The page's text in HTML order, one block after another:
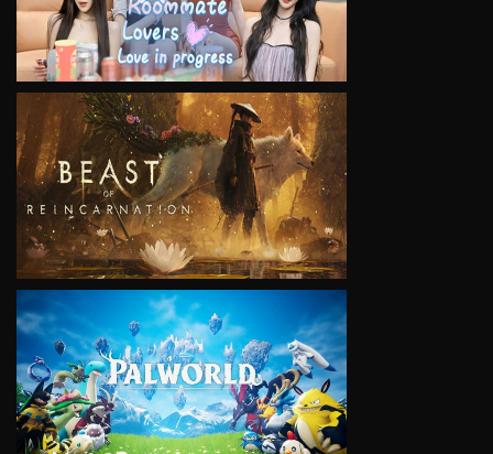
VIEW
VIEW